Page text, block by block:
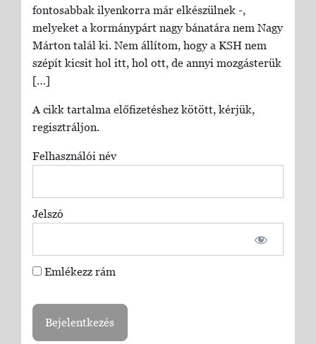
fontosabbak ilyenkorra már elkészülnek -,
melyeket a kormánypárt nagy bánatára nem Nagy
Márton talál ki. Nem állítom, hogy a KSH nem
szépít kicsit hol itt, hol ott, de annyi mozgásterük
[…]
A cikk tartalma előfizetéshez kötött, kérjük,
regisztráljon.
Felhasználói név
Jelszó
Emlékezz rám